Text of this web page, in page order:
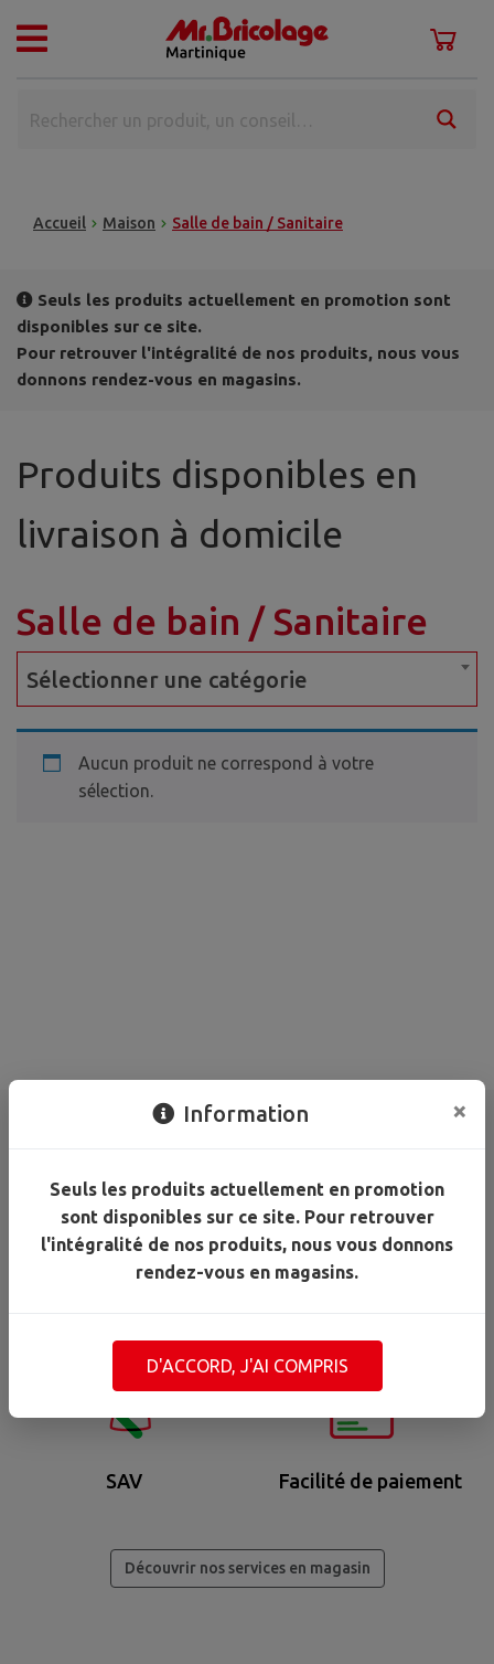
Accueil Maison Salle de bain / Sanitaire
Seuls les produits actuellement en promotion sont
disponibles sur ce site.
Pour retrouver l'intégralité de nos produits, nous vous
donnons rendez-vous en magasins.
Produits disponibles en
livraison à domicile
Salle de bain / Sanitaire
Sélectionner une catégorie
Aucun produit ne correspond à votre
sélection.
Zone retrait
Rendez-vous projet
SAV Facilité de paiement
Découvrir nos services en magasin
Information ×
Seuls les produits actuellement en promotion
sont disponibles sur ce site. Pour retrouver
l'intégralité de nos produits, nous vous donnons
rendez-vous en magasins.
D'ACCORD, J'AI COMPRIS